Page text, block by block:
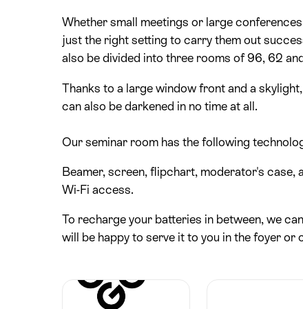
Whether small meetings or large
just the right setting to carry them out
also be divided into three rooms of 96, 62
Thanks to a large window front and a
can also be darkened in no time at all.
Our seminar room has the following
Beamer, screen, flipchart, moderator's
Wi-Fi access.
To recharge your batteries in between, we
will be happy to serve it to you in the foyer